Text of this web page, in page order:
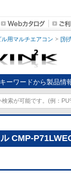
ル用マルチエアコン [別
キーワードから製品情
CMP-